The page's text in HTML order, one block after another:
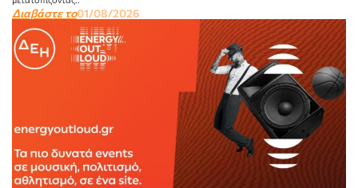
Διαβάστε το01/08/2026